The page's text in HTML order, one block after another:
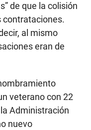
de que la colisión
contrataciones.
al mismo
eran de
veterano con 22
Administración
nuevo